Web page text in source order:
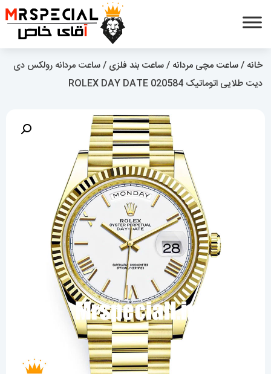
خانه /ساعت مچی مردانه /ساعت بند فلزی / ساعت مردانه رولکس دی
دیت طلایی اتوماتیک 020584 ROLEX DAY DATE